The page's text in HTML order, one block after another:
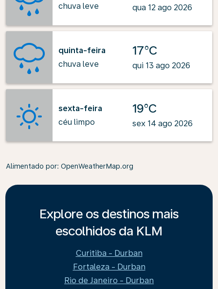
chuva leve
qua 12 ago 2026
quinta-feira
chuva leve
17°C
qui 13 ago 2026
sexta-feira
céu limpo
19°C
sex 14 ago 2026
Alimentado por: OpenWeatherMap.org
Explore os destinos mais
escolhidos da KLM
Curitiba - Durban
Fortaleza - Durban
Rio de Janeiro - Durban